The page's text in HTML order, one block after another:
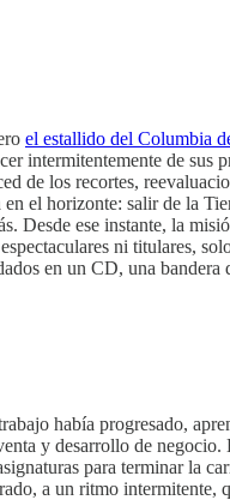
el estallido del Columbia
intermitentemente de sus
de los recortes,
el horizonte: salir de la
Desde ese instante, la
ni titulares,
en un CD, una bandera
había progresado,
y desarrollo de negocio.
para terminar la
a un ritmo intermitente,